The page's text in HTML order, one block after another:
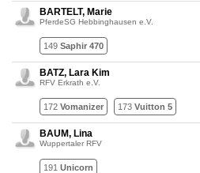
BARTELT, Marie
PferdeSG Hebbinghausen e.V.
149 Saphir 470
BATZ, Lara Kim
RFV Erkrath e.V.
172 Vomanizer 173 Vuitton 5
BAUM, Lina
Wuppertaler RFV
191 Unicorn